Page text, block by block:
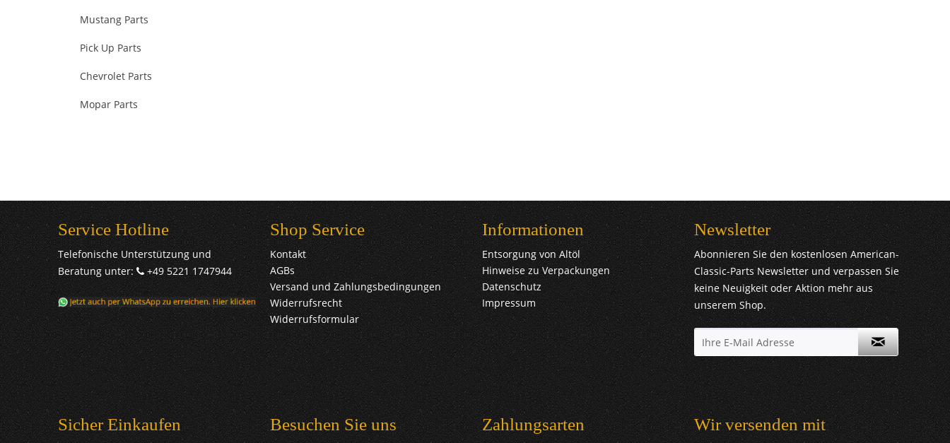
Mustang Parts
Pick Up Parts
Chevrolet Parts
Mopar Parts
Service Hotline
Telefonische Unterstützung und
Beratung unter:
+49 5221 1747944
Shop Service
Kontakt
AGBs
Versand und Zahlungsbedingungen
Widerrufsrecht
Widerrufsformular
Informationen
Entsorgung von Altöl
Hinweise zu Verpackungen
Datenschutz
Impressum
Newsletter
Abonnieren Sie den kostenlosen American-
Classic-Parts Newsletter und verpassen Sie
keine Neuigkeit oder Aktion mehr aus
unserem Shop.
Sicher Einkaufen Besuchen Sie uns Zahlungsarten Wir versenden mit